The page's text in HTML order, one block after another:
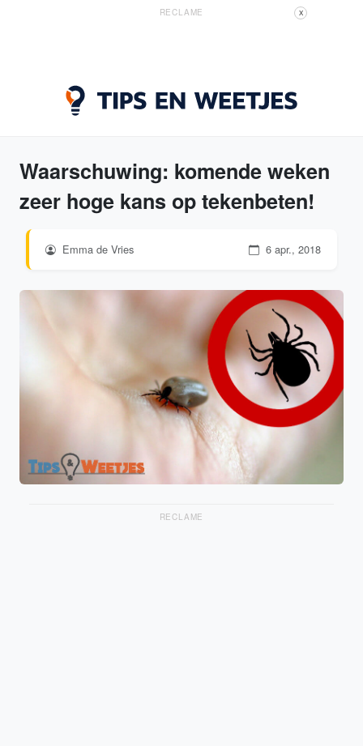
RECLAME X
Waarschuwing: komende weken
zeer hoge kans op tekenbeten!
Emma de Vries 6 apr., 2018
RECLAME